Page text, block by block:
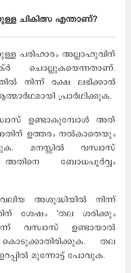
ചികിത്സ എന്താണ്?
പരിഹാരം അല്ലാഹുവിന്
ചൊല്ലുകയെന്നതാണ്.
നിന്ന് രക്ഷ ലഭിക്കാന്‍
പ്രാര്‍ഥിക്കുക.
ഉണ്ടാകുമ്പോള്‍ അത്
അതിന് ഉത്തരം നല്‍കാതെയും
മനസ്സില്‍ വസ്വാസ്
ബോധപൂര്‍വ്വം
അശുദ്ധിയില്‍ നിന്ന്
ശേഷം ‘തല ശരിക്കും
എന്ന് വസ്വാസ് ഉണ്ടായാല്‍
തല
മുന്നോട്ട് പോവുക.